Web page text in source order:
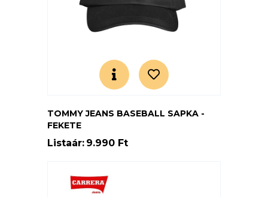
TOMMY JEANS BASEBALL SAPKA -
FEKETE
Listaár: 9.990 Ft